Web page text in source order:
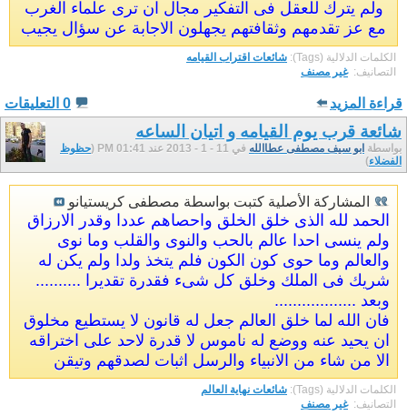
ولم يترك للعقل فى التفكير مجال ان ترى علماء الغرب
مع عز تقدمهم وثقافتهم يجهلون الاجابة عن سؤال يجيب
الكلمات الدلالية (Tags):
شائعات اقتراب القيامه
التصانيف: ‏غير مصنف
0 التعليقات قراءة المزيد
شائعة قرب يوم القيامه و اتيان الساعه
بواسطة ابو سيف مصطفى عطاالله في 11 - 1 - 2013 عند 01:41 PM (
حظوظ
الفضلاء)
المشاركة الأصلية كتبت بواسطة مصطفى كريستيانو
الحمد لله الذى خلق الخلق واحصاهم عددا وقدر الارزاق
ولم ينسى احدا عالم بالحب والنوى والقلب وما نوى
والعالم وما حوى كون الكون فلم يتخذ ولدا ولم يكن له
شريك فى الملك وخلق كل شىء فقدرة تقديرا ..........
وبعد ..................
فان الله لما خلق العالم جعل له قانون لا يستطيع مخلوق
ان يحيد عنه ووضع له ناموس لا قدرة لاحد على اختراقه
الا من شاء من الانبياء والرسل اثبات لصدقهم وتيقن
الكلمات الدلالية (Tags):
شائعات نهاية العالم
التصانيف: ‏غير مصنف